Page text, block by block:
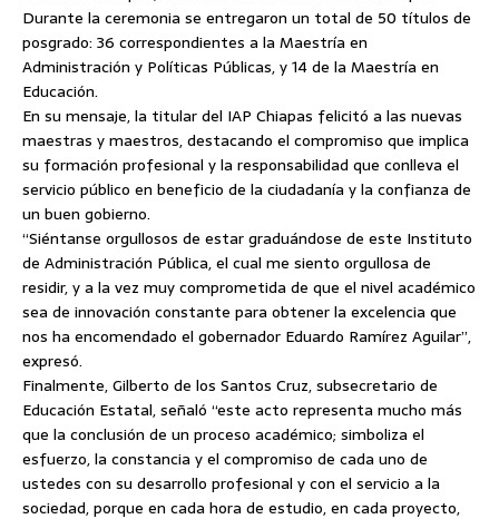
Durante la ceremonia se entregaron un total de 50 títulos de
posgrado: 36 correspondientes a la Maestría en
Administración y Políticas Públicas, y 14 de la Maestría en
Educación.
En su mensaje, la titular del IAP Chiapas felicitó a las nuevas
maestras y maestros, destacando el compromiso que implica
su formación profesional y la responsabilidad que conlleva el
servicio público en beneficio de la ciudadanía y la confianza de
un buen gobierno.
“Siéntanse orgullosos de estar graduándose de este Instituto
de Administración Pública, el cual me siento orgullosa de
residir, y a la vez muy comprometida de que el nivel académico
sea de innovación constante para obtener la excelencia que
nos ha encomendado el gobernador Eduardo Ramírez Aguilar”,
expresó.
Finalmente, Gilberto de los Santos Cruz, subsecretario de
Educación Estatal, señaló “este acto representa mucho más
que la conclusión de un proceso académico; simboliza el
esfuerzo, la constancia y el compromiso de cada uno de
ustedes con su desarrollo profesional y con el servicio a la
sociedad, porque en cada hora de estudio, en cada proyecto,